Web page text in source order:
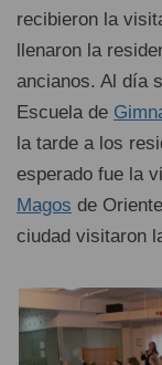
recibieron la
llenaron la
ancianos. Al día
Escuela de
la tarde a los
esperado fue la
Magos de
ciudad visitaron